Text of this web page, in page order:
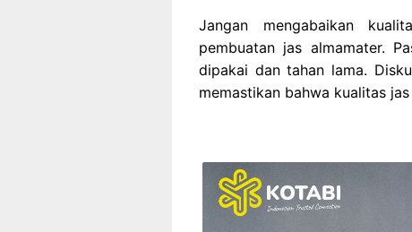
Jangan mengabaikan
pembuatan jas almamater.
dipakai dan tahan lama.
memastikan bahwa kualitas